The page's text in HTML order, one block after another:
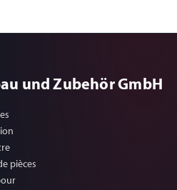
und Zubehör GmbH
pièces